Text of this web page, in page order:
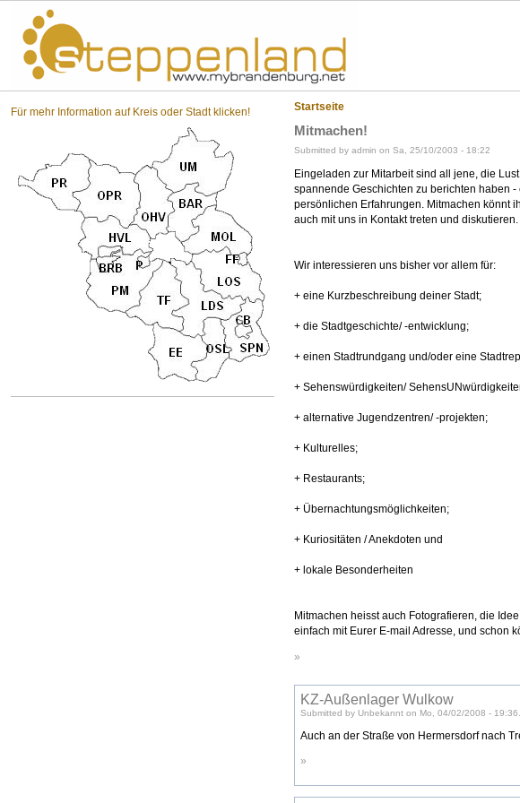
Für mehr Information auf Kreis oder Stadt klicken! Startseite
Mitmachen!
Submitted by admin on Sa, 25/10/2003 - 18:22
Eingeladen zur Mitarbeit sind all jene, die
spannende Geschichten zu berichten haben
persönlichen Erfahrungen. Mitmachen könnt
auch mit uns in Kontakt treten und diskutieren.
Wir interessieren uns bisher vor allem für:
+ eine Kurzbeschreibung deiner Stadt;
+ die Stadtgeschichte/ -entwicklung;
+ einen Stadtrundgang und/oder eine
+ Sehenswürdigkeiten/
+ alternative Jugendzentren/ -projekten;
+ Kulturelles;
+ Restaurants;
+ Übernachtungsmöglichkeiten;
+ Kuriositäten / Anekdoten und
+ lokale Besonderheiten
Mitmachen heisst auch Fotografieren, die
einfach mit Eurer E-mail Adresse, und schon
»
KZ-Außenlager Wulkow
Submitted by Unbekannt on Mo, 04/02/2008 - 19:36.
Auch an der Straße von Hermersdorf nach
»